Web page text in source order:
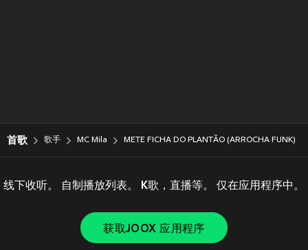
首歌 歌手 MC Mila METE FICHA DO PLANTÃO (ARROCHA FUNK)
线下收听。 自制播放列表。 K歌，直播等。 仅在应用程序中。
获取JOOX 应用程序